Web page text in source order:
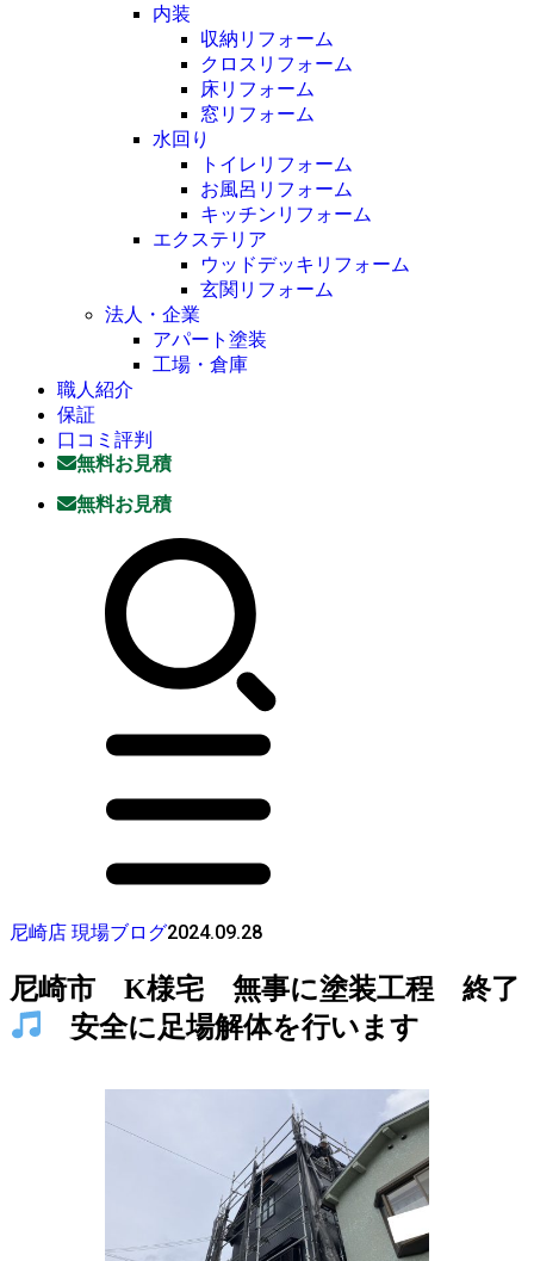
内装
収納リフォーム
クロスリフォーム
床リフォーム
窓リフォーム
水回り
トイレリフォーム
お風呂リフォーム
キッチンリフォーム
エクステリア
ウッドデッキリフォーム
玄関リフォーム
法人・企業
アパート塗装
工場・倉庫
職人紹介
保証
口コミ評判
無料お見積
無料お見積
尼崎店 現場ブログ2024.09.28
尼崎市 K様宅 無事に塗装工程 終了
安全に足場解体を行います